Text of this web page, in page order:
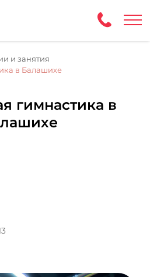
и занятия
в Балашихе
гимнастика в